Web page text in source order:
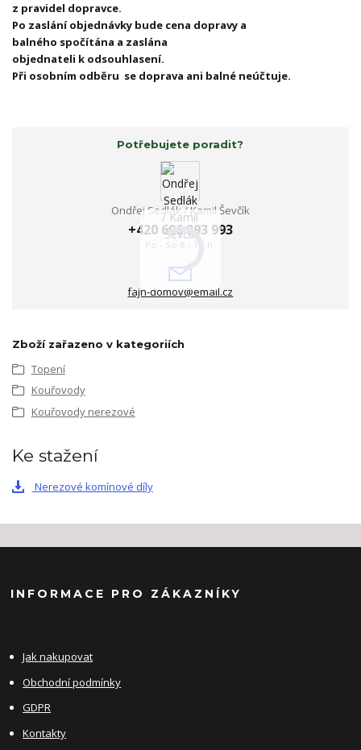
z pravidel dopravce.
Po zaslání objednávky bude cena dopravy a
balného spočítána a zaslána
objednateli k odsouhlasení.
Při osobním odběru se doprava ani balné neúčtuje.
Potřebujete poradit?
Ondřej Sedlák / Kamil Ševčík
+420 606 893 993
Po - So 8 - 17 h.
fajn-domov@email.cz
Zboží zařazeno v kategoriích
Topení
Kouřovody
Kouřovody nerezové
Ke stažení
Nerezové komínové díly
INFORMACE PRO ZÁKAZNÍKY
Jak nakupovat
Obchodní podmínky
GDPR
Kontakty